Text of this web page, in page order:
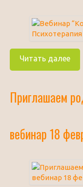
Читать далее
Приглашаем
вебинар 18